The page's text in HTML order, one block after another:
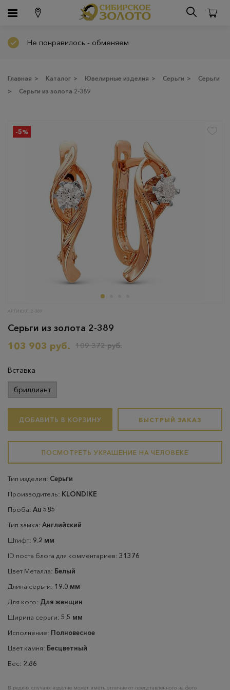
Не понравилось - обменяем
Главная > Каталог > Ювелирные изделия > Серьги >
Серьги
>
Серьги из золота 2-389
-5%
АРТИКУЛ: 2-389
Серьги из золота 2-389
103 903 руб.
109 372 руб.
Вставка
бриллиант
ДОБАВИТЬ В КОРЗИНУ БЫСТРЫЙ ЗАКАЗ
ПОСМОТРЕТЬ УКРАШЕНИЕ НА ЧЕЛОВЕКЕ
Тип изделия: Серьги
Производитель: KLONDIKE
Проба: Au 585
Тип замка: Английский
Штифт: 9.2 мм
ID поста блога для комментариев: 31376
Цвет Металла: Белый
Длина серьги: 19.0 мм
Для кого: Для женщин
Ширина серьги: 5.5 мм
Исполнение: Полновесное
Цвет камня: Бесцветный
Вес: 2.86
В редких случаях изделие может иметь отличие от представленного на фото